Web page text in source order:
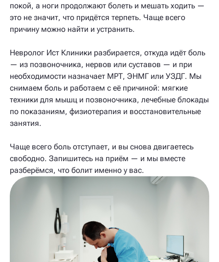
покой, а ноги продолжают болеть и мешать ходить —
это не значит, что придётся терпеть. Чаще всего
причину можно найти и устранить.
Невролог Ист Клиники разбирается, откуда идёт боль
— из позвоночника, нервов или суставов — и при
необходимости назначает МРТ, ЭНМГ или УЗДГ. Мы
снимаем боль и работаем с её причиной: мягкие
техники для мышц и позвоночника, лечебные блокады
по показаниям, физиотерапия и восстановительные
занятия.
Чаще всего боль отступает, и вы снова двигаетесь
свободно. Запишитесь на приём — и мы вместе
разберёмся, что болит именно у вас.